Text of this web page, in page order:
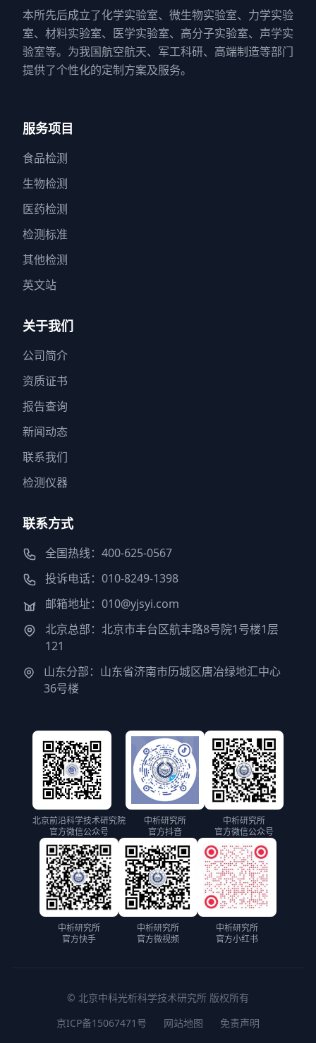
本所先后成立了化学实验室、微生物实验室、力学实验
室、材料实验室、医学实验室、高分子实验室、声学实
验室等。为我国航空航天、军工科研、高端制造等部门
提供了个性化的定制方案及服务。
服务项目
食品检测
生物检测
医药检测
检测标准
其他检测
英文站
关于我们
公司简介
资质证书
报告查询
新闻动态
联系我们
检测仪器
联系方式
全国热线：400-625-0567
投诉电话：010-8249-1398
邮箱地址：010@yjsyi.com
北京总部：北京市丰台区航丰路8号院1号楼1层
121
山东分部：山东省济南市历城区唐冶绿地汇中心
36号楼
北京前沿科学技术研究院
官方微信公众号
中析研究所
官方抖音
中析研究所
官方微信公众号
中析研究所
官方快手
中析研究所
官方微视频
中析研究所
官方小红书
© 北京中科光析科学技术研究所 版权所有
京ICP备15067471号
网站地图 免责声明